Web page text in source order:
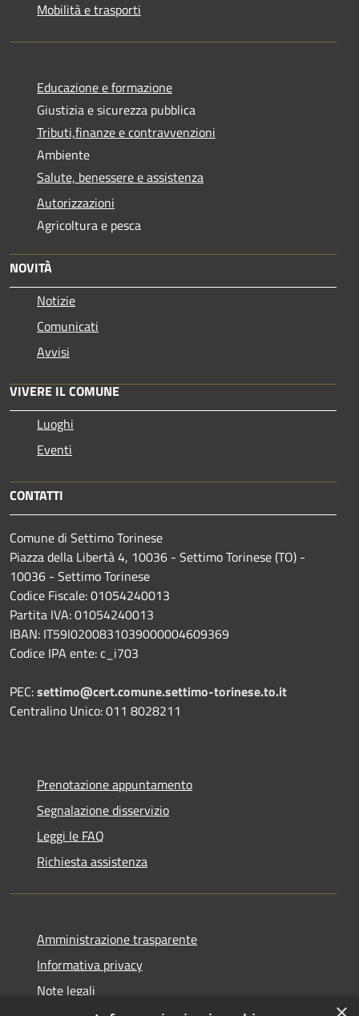
Mobilità e trasporti
Educazione e formazione
Giustizia e sicurezza pubblica
Tributi,finanze e contravvenzioni
Ambiente
Salute, benessere e assistenza
Autorizzazioni
Agricoltura e pesca
NOVITÀ
Notizie
Comunicati
Avvisi
VIVERE IL COMUNE
Luoghi
Eventi
CONTATTI
Comune di Settimo Torinese
Piazza della Libertà 4, 10036 - Settimo Torinese (TO) -
10036 - Settimo Torinese
Codice Fiscale: 01054240013
Partita IVA: 01054240013
IBAN: IT59I0200831039000004609369
Codice IPA ente: c_i703
PEC:settimo@cert.comune.settimo-torinese.to.it
Centralino Unico: 011 8028211
Prenotazione appuntamento
Segnalazione disservizio
Leggi le FAQ
Richiesta assistenza
Amministrazione trasparente
Informativa privacy
Note legali